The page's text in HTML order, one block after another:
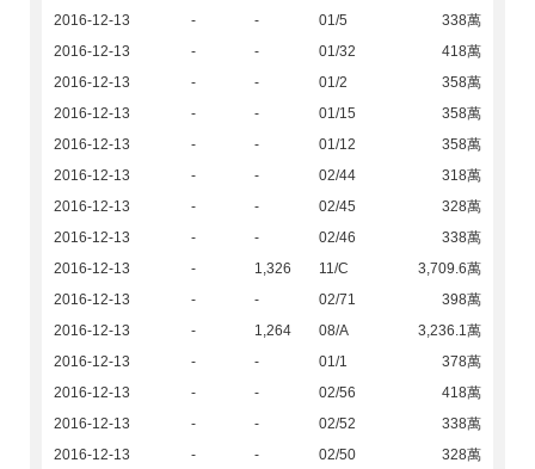
2016-12-13
- - 01/5
338萬
2016-12-13
- - 01/32
418萬
2016-12-13
- - 01/2
358萬
2016-12-13
- - 01/15
358萬
2016-12-13
- - 01/12
358萬
2016-12-13
- - 02/44
318萬
2016-12-13
- - 02/45
328萬
2016-12-13
- - 02/46
338萬
2016-12-13
- 1,326 11/C
3,709.6萬
2016-12-13
- - 02/71
398萬
2016-12-13
- 1,264 08/A
3,236.1萬
2016-12-13
- - 01/1
378萬
2016-12-13
- - 02/56
418萬
2016-12-13
- - 02/52
338萬
2016-12-13
- - 02/50
328萬